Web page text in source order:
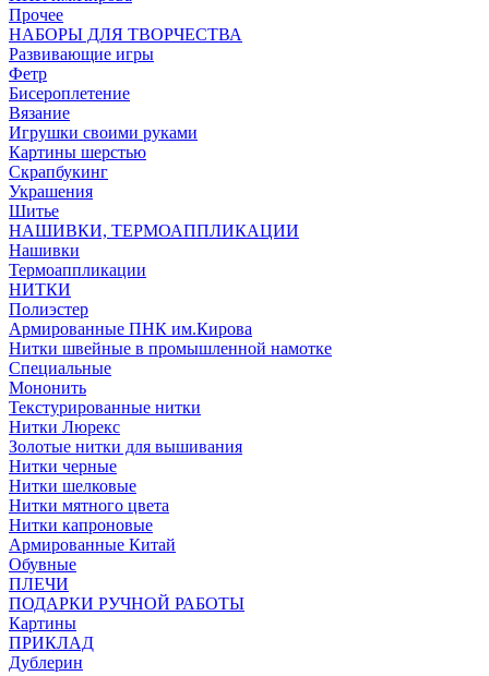
Прочее
НАБОРЫ ДЛЯ ТВОРЧЕСТВА
Развивающие игры
Фетр
Бисероплетение
Вязание
Игрушки своими руками
Картины шерстью
Скрапбукинг
Украшения
Шитье
НАШИВКИ, ТЕРМОАППЛИКАЦИИ
Нашивки
Термоаппликации
НИТКИ
Полиэстер
Армированные ПНК им.Кирова
Нитки швейные в промышленной намотке
Специальные
Мононить
Текстурированные нитки
Нитки Люрекс
Золотые нитки для вышивания
Нитки черные
Нитки шелковые
Нитки мятного цвета
Нитки капроновые
Армированные Китай
Обувные
ПЛЕЧИ
ПОДАРКИ РУЧНОЙ РАБОТЫ
Картины
ПРИКЛАД
Дублерин